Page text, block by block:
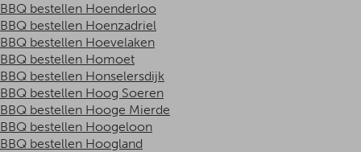
BBQ bestellen Hoenderloo
BBQ bestellen Hoenzadriel
BBQ bestellen Hoevelaken
BBQ bestellen Homoet
BBQ bestellen Honselersdijk
BBQ bestellen Hoog Soeren
BBQ bestellen Hooge Mierde
BBQ bestellen Hoogeloon
BBQ bestellen Hoogland